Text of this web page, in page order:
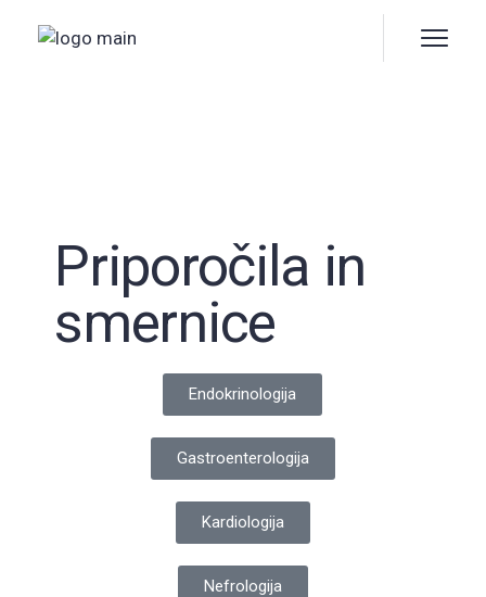
Priporočila in
smernice
Endokrinologija
Gastroenterologija
Kardiologija
Nefrologija